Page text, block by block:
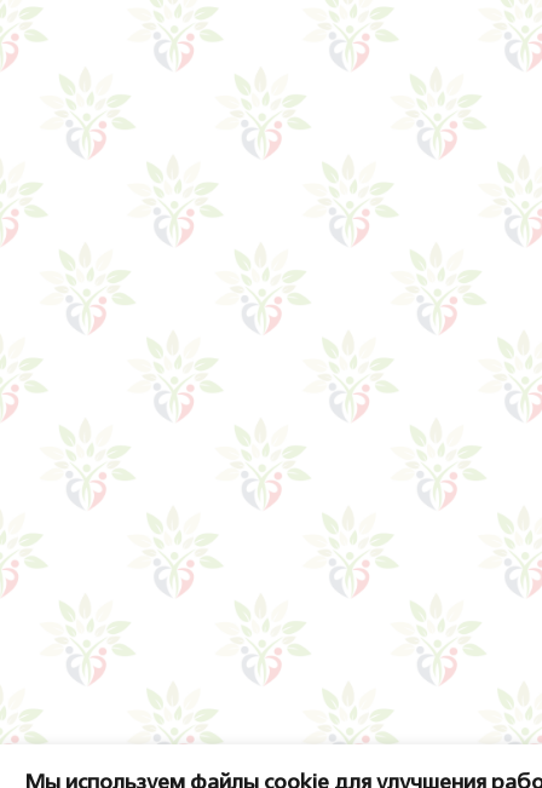
Мы используем файлы cookie для улучшения